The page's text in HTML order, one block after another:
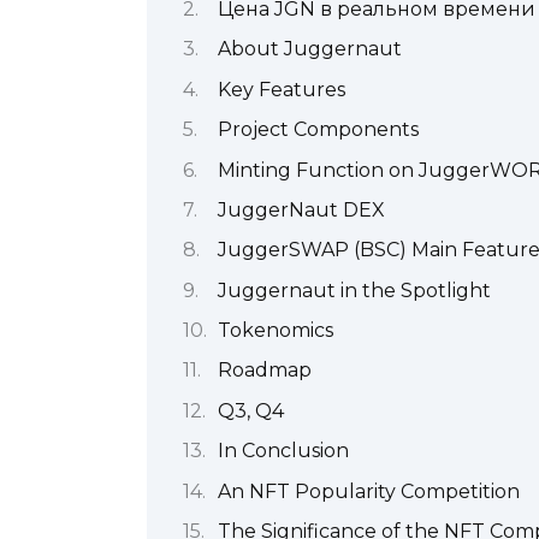
Цена JGN в реальном времени
About Juggernaut
Key Features
Project Components
Minting Function on
JuggerNaut DEX
JuggerSWAP (BSC) Main
Juggernaut in the Spotlight
Tokenomics
Roadmap
Q3, Q4
In Conclusion
An NFT Popularity Competition
The Significance of the NFT